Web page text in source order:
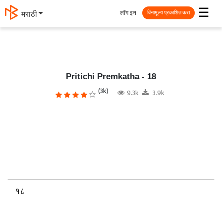
தமிழ் ☰
लॉग इन विनामूल्य प्रकाशित करा
Pritichi Premkatha - 18
(3k) 9.3k 3.9k
१८